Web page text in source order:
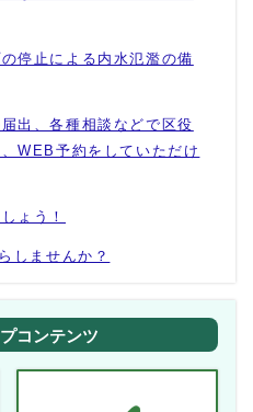
停止による内水氾濫の備
出、各種相談などで区役
WEB予約をしていただけ
ょう！
しませんか？
コンテンツ